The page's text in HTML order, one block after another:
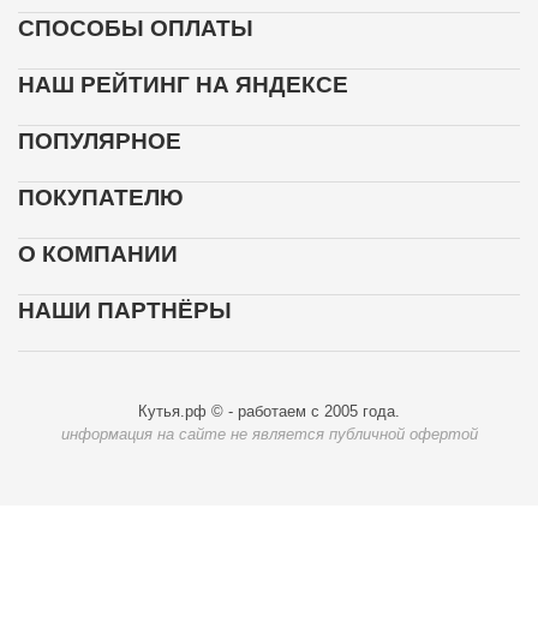
СПОСОБЫ ОПЛАТЫ
НАШ РЕЙТИНГ НА ЯНДЕКСЕ
ПОПУЛЯРНОЕ
ПОКУПАТЕЛЮ
О КОМПАНИИ
НАШИ ПАРТНЁРЫ
Кутья.рф © - работаем с 2005 года.
информация на сайте не является публичной офертой